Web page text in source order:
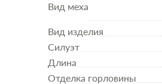
Вид меха
Вид изделия
Силуэт
Длина
Отделка горловины